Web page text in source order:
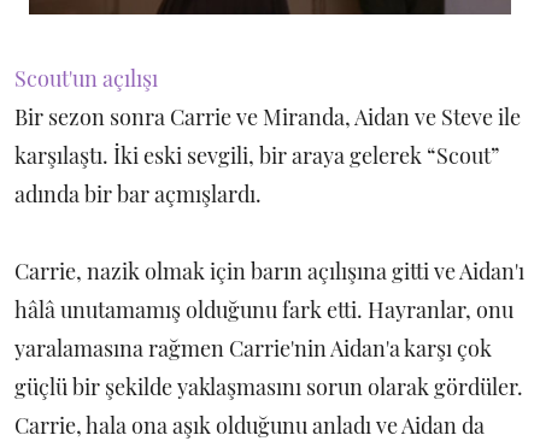
Scout'un açılışı
Bir sezon sonra Carrie ve Miranda, Aidan ve Steve ile
karşılaştı. İki eski sevgili, bir araya gelerek “Scout”
adında bir bar açmışlardı.
Carrie, nazik olmak için barın açılışına gitti ve Aidan'ı
hâlâ unutamamış olduğunu fark etti. Hayranlar, onu
yaralamasına rağmen Carrie'nin Aidan'a karşı çok
güçlü bir şekilde yaklaşmasını sorun olarak gördüler.
Carrie, hala ona aşık olduğunu anladı ve Aidan da